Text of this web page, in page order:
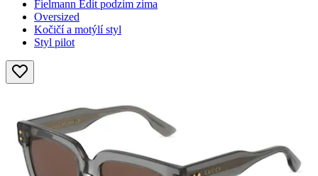
Fielmann Edit podzim zima
Oversized
Kočičí a motýlí styl
Styl pilot